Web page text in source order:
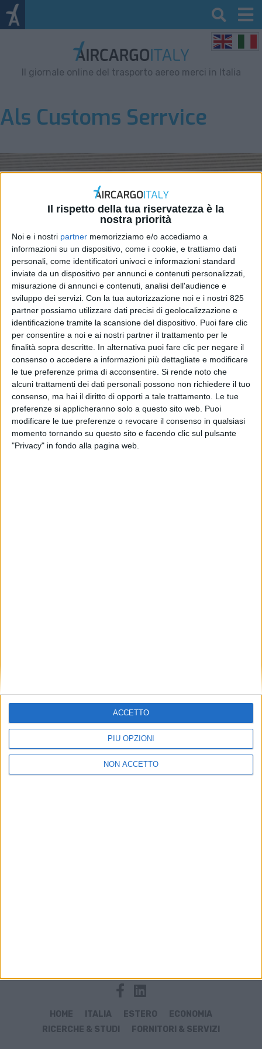
Il rispetto della tua riservatezza è la
nostra priorità
Noi e i nostri partner memorizziamo e/o accediamo a
informazioni su un dispositivo, come i cookie, e trattiamo dati
personali, come identificatori univoci e informazioni standard
inviate da un dispositivo per annunci e contenuti personalizzati,
misurazione di annunci e contenuti, analisi dell'audience e
sviluppo dei servizi. Con la tua autorizzazione noi e i nostri 825
partner possiamo utilizzare dati precisi di geolocalizzazione e
identificazione tramite la scansione del dispositivo. Puoi fare clic
per consentire a noi e ai nostri partner il trattamento per le
finalità sopra descritte. In alternativa puoi fare clic per negare il
consenso o accedere a informazioni più dettagliate e modificare
le tue preferenze prima di acconsentire. Si rende noto che
alcuni trattamenti dei dati personali possono non richiedere il tuo
consenso, ma hai il diritto di opporti a tale trattamento. Le tue
preferenze si applicheranno solo a questo sito web. Puoi
modificare le tue preferenze o revocare il consenso in qualsiasi
momento tornando su questo sito e facendo clic sul pulsante
"Privacy" in fondo alla pagina web.
PIÙ OPZIONI
NON ACCETTO
ACCETTO
Il giornale online del trasporto aereo merci in Italia
Als Customs Serrvice
Il broker doganale Battaglino
acquisito da Als
ITALIA 12 LUGLIO 2024
HOME ITALIA ESTERO
ECONOMIA
RICERCHE & STUDI
FORNITORI & SERVIZI